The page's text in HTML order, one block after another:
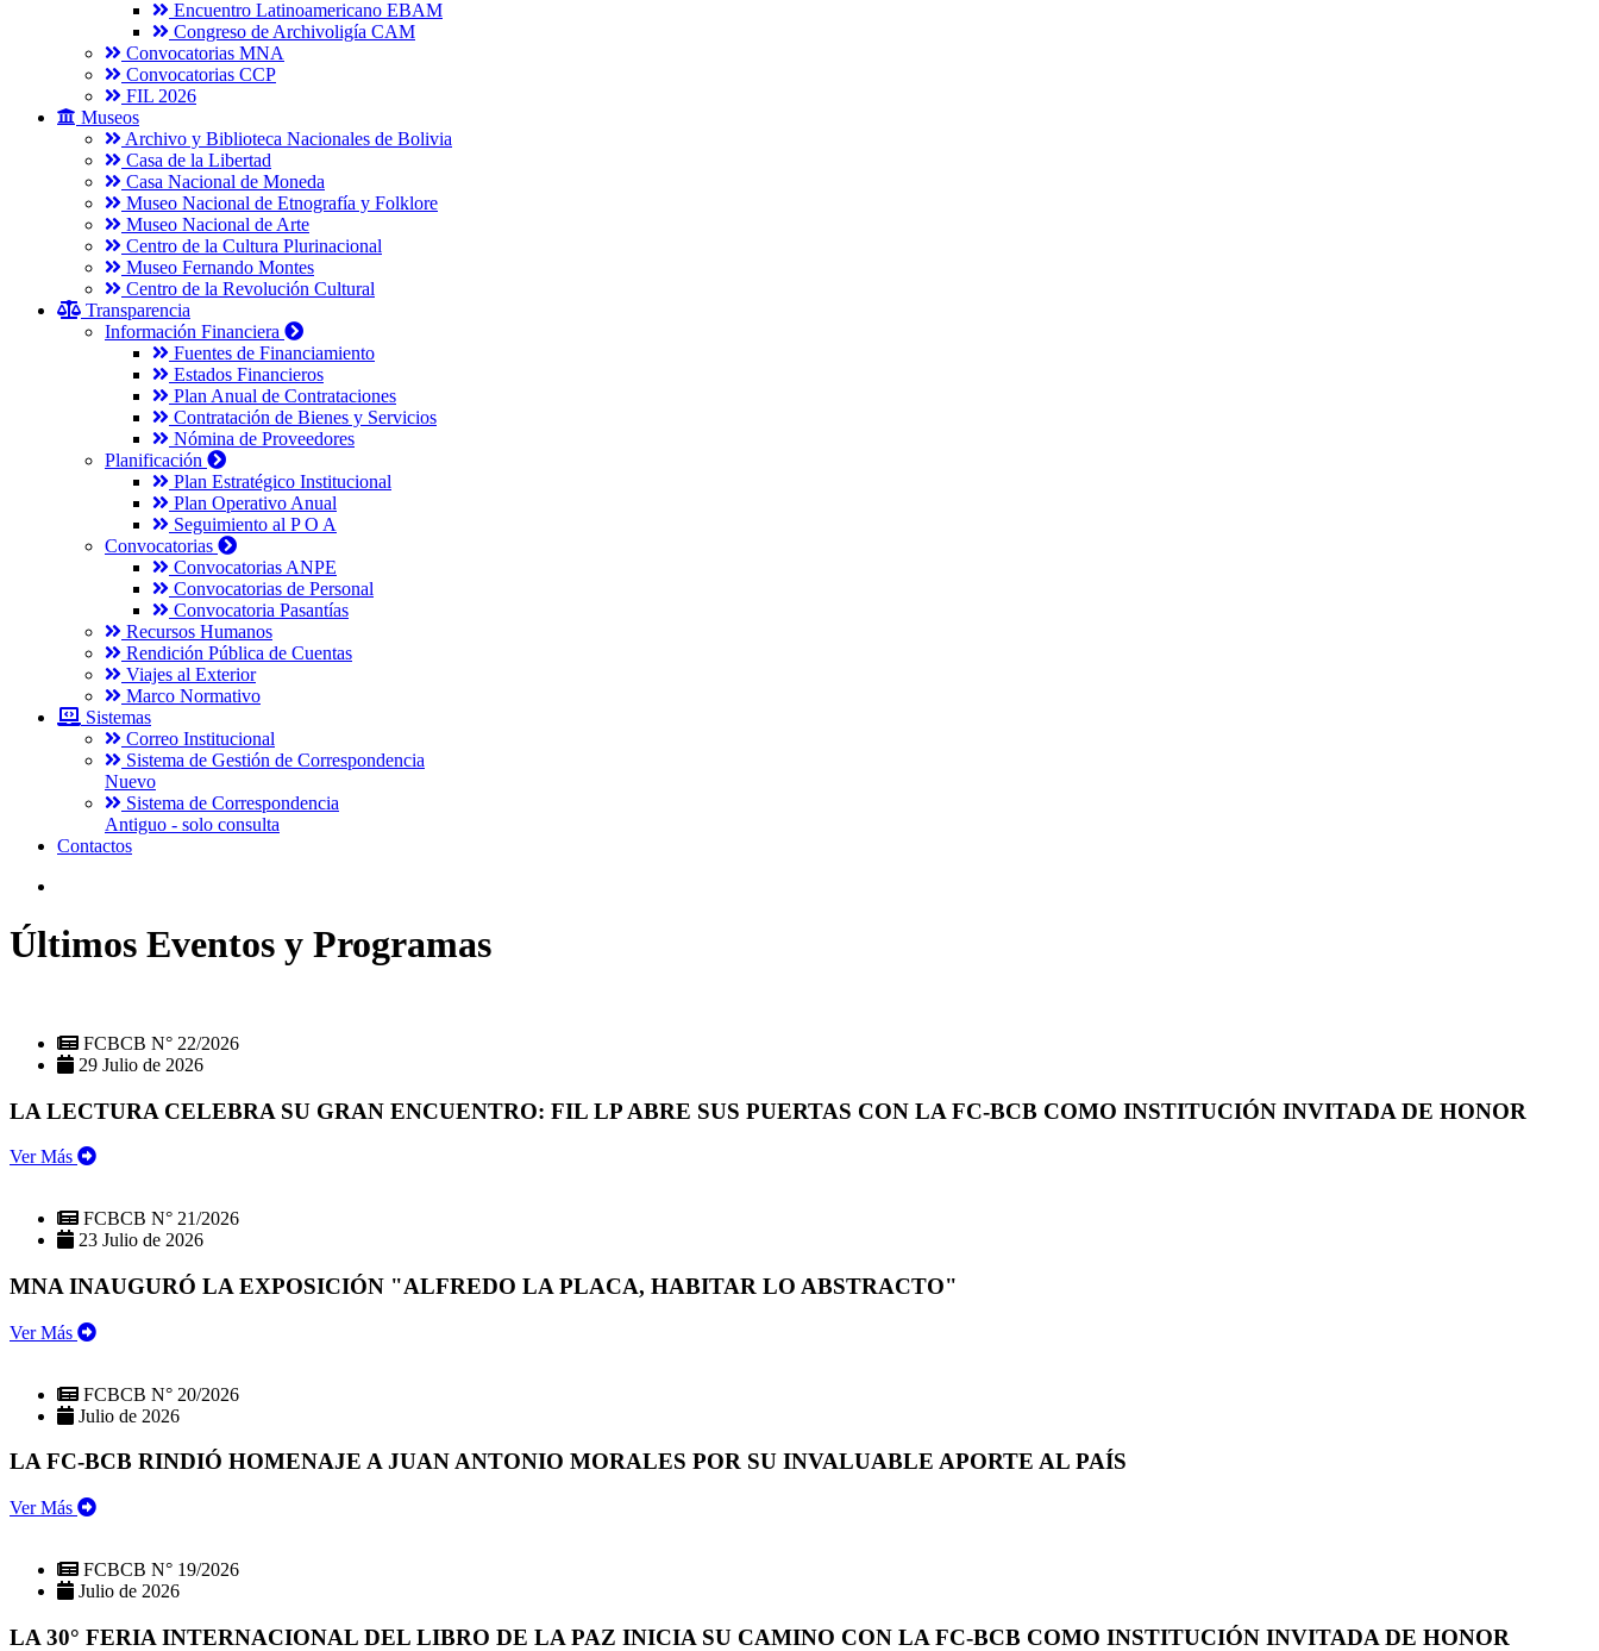
Encuentro Latinoamericano EBAM
Congreso de Archivoligía CAM
Convocatorias MNA
Convocatorias CCP
FIL 2026
Museos
Archivo y Biblioteca Nacionales de Bolivia
Casa de la Libertad
Casa Nacional de Moneda
Museo Nacional de Etnografía y Folklore
Museo Nacional de Arte
Centro de la Cultura Plurinacional
Museo Fernando Montes
Centro de la Revolución Cultural
Transparencia
Información Financiera
Fuentes de Financiamiento
Estados Financieros
Plan Anual de Contrataciones
Contratación de Bienes y Servicios
Nómina de Proveedores
Planificación
Plan Estratégico Institucional
Plan Operativo Anual
Seguimiento al P O A
Convocatorias
Convocatorias ANPE
Convocatorias de Personal
Convocatoria Pasantías
Recursos Humanos
Rendición Pública de Cuentas
Viajes al Exterior
Marco Normativo
Sistemas
Correo Institucional
Sistema de Gestión de Correspondencia
Nuevo
Sistema de Correspondencia
Antiguo - solo consulta
Contactos
Últimos Eventos y Programas
FCBCB N° 22/2026
29 Julio de 2026
LA LECTURA CELEBRA SU GRAN ENCUENTRO: FIL LP ABRE SUS PUERTAS CON LA FC-BCB COMO INSTITUCIÓN INVITADA DE HONOR
Ver Más
FCBCB N° 21/2026
23 Julio de 2026
MNA INAUGURÓ LA EXPOSICIÓN "ALFREDO LA PLACA, HABITAR LO ABSTRACTO"
Ver Más
FCBCB N° 20/2026
Julio de 2026
LA FC-BCB RINDIÓ HOMENAJE A JUAN ANTONIO MORALES POR SU INVALUABLE APORTE AL PAÍS
Ver Más
FCBCB N° 19/2026
Julio de 2026
LA 30° FERIA INTERNACIONAL DEL LIBRO DE LA PAZ INICIA SU CAMINO CON LA FC-BCB COMO INSTITUCIÓN INVITADA DE HONOR